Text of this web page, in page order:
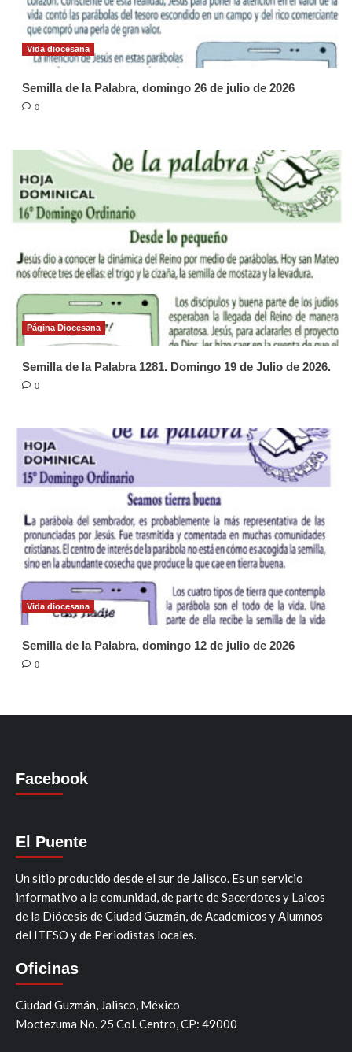
Vida diocesana
Semilla de la Palabra, domingo 26 de julio de 2026
0
Página Diocesana
Semilla de la Palabra 1281. Domingo 19 de Julio de 2026.
0
Vida diocesana
Semilla de la Palabra, domingo 12 de julio de 2026
0
Facebook
El Puente
Un sitio producido desde el sur de Jalisco. Es un servicio
informativo a la comunidad, de parte de Sacerdotes y Laicos
de la Diócesis de Ciudad Guzmán, de Academicos y Alumnos
del ITESO y de Periodistas locales.
Oficinas
Ciudad Guzmán, Jalisco, México
Moctezuma No. 25 Col. Centro, CP: 49000